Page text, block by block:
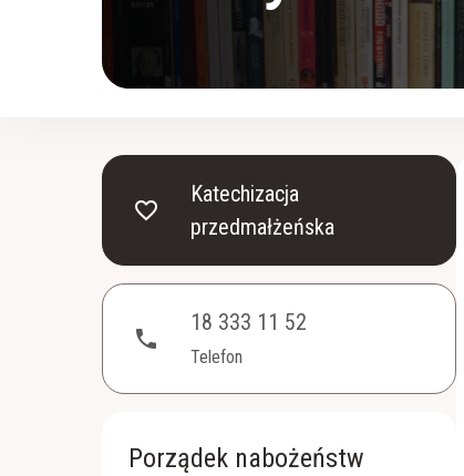
favorite_border
Katechizacja
przedmałżeńska
phone
18 333 11 52
Telefon
Porządek nabożeństw